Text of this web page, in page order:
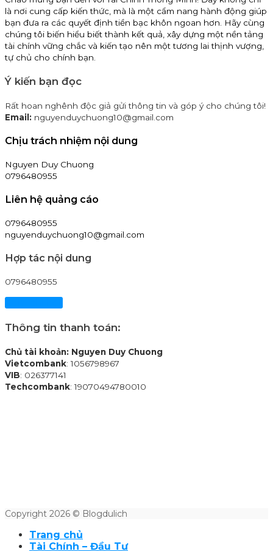
là nơi cung cấp kiến thức, mà là một cẩm nang hành động giúp
bạn đưa ra các quyết định tiền bạc khôn ngoan hơn. Hãy cùng
chúng tôi biến hiểu biết thành kết quả, xây dựng một nền tảng
tài chính vững chắc và kiến tạo nên một tương lai thịnh vượng,
tự chủ cho chính bạn.
Ý kiến bạn đọc
Rất hoan nghênh độc giả gửi thông tin và góp ý cho chúng tôi!
Email: nguyenduychuong10@gmail.com
Chịu trách nhiệm nội dung
Nguyen Duy Chuong
0796480955
Liên hệ quảng cáo
0796480955
nguyenduychuong10@gmail.com
Hợp tác nội dung
0796480955
Thông tin thanh toán:
Chủ tài khoản: Nguyen Duy Chuong
Vietcombank: 1056798967
VIB: 026377141
Techcombank: 19070494780010
Copyright 2026 © Blogdulich
Trang chủ
Tài Chính – Đầu Tư